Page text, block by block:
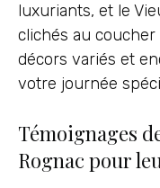
luxuriants, et le
clichés au
décors variés et
votre journée
Témoignages
Rognac pour